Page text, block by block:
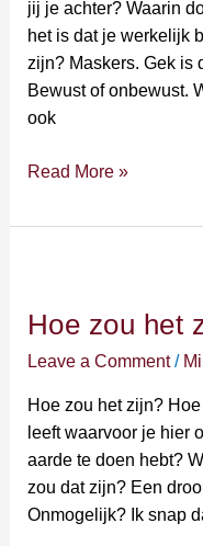
jij je achter? Waarin
het is dat je werkelijk
zijn? Maskers. Gek is
Bewust of onbewust.
ook
Read More »
Hoe zou het
Leave a Comment /
Hoe zou het zijn?
leeft waarvoor je hier
aarde te doen hebt?
zou dat zijn? Een
Onmogelijk? Ik snap
het